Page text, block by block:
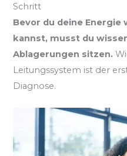
Schritt
Bevor du deine Energie
kannst, musst du
Ablagerungen sitzen.
Leitungssystem ist der
Diagnose.